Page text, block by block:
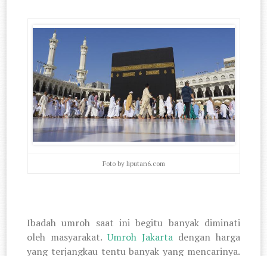
Foto by liputan6.com
Ibadah umroh saat ini begitu banyak diminati
oleh masyarakat.Umroh Jakartadengan harga
yang terjangkau tentu banyak yang mencarinya.